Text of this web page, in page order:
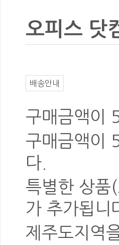
오피스 닷
배송안내
구매금액이
구매금액이
다.
특별한 상품
가 추가됩니
제주도지역